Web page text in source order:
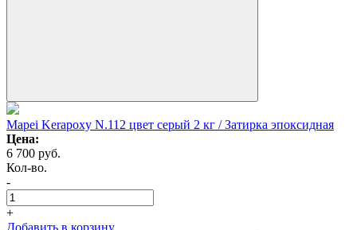
Mapei Kerapoxy N.112 цвет серый 2 кг / Затирка эпоксидная
Цена:
6 700 руб.
Кол-во.
-
+
Добавить в корзину